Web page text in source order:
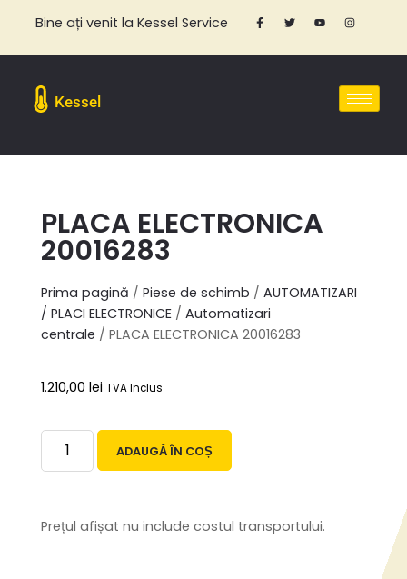
Bine ați venit la Kessel Service
Kessel
PLACA ELECTRONICA
20016283
Prima pagină / Piese de schimb / AUTOMATIZARI
/ PLACI ELECTRONICE / Automatizari
centrale / PLACA ELECTRONICA 20016283
1.210,00 lei TVA Inclus
ADAUGĂ ÎN COȘ
Prețul afișat nu include costul transportului.